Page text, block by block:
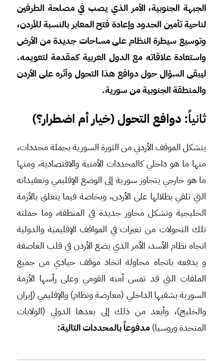
الجبهة الجنوبية، الأمر الذي يصب في مصلحة الطرفين
لناحية تأمين الحدود وإعادة فتح المعابر بالنسبة للأردن،
وتوسيع سيطرة النظام على مساحات جديدة من الأرض
واستعادة علاقاته مع الدول العربية كمقدمة لتعويمه.
ليبقى السؤال حول دوافع هذا التحول وأثره على الأردن
والمنطقة الجنوبية من سورية.
ثانياً: دوافع التحول (خيار أم اضطرار؟)
يتشكل الموقف الأردني من الثورة السورية بجملة محددات،
منها ما هو داخلي كالمحددات الأمنية والاقتصادية، ومنها
ما هو خارجي يتجاوز سورية إلى الوضع الإقليمي وتعقيداته
التي تلقي بظلالها على الأردن، وبخاصة فيما يتعلق بالأزمة
الخليجية وتشكل محاور جديدة في المنطقة، وما حملته
تلك التحولات من تغيرات في المواقف الإقليمية والدولية
اتجاه نظام الأسد، الأمر الذي يضع الأردن في قلب العاصفة
و يدفعه باتجاه محاولة اتخاذ موقف حيادي من جميع
الملفات التي قد تمس أمنه القومي وعلى رأسها الأزمة
السورية بشقيها الداخلي (معارضة ونظام) والإقليمي (إيران
والخليج)، وأبعد من ذلك إلى بعدها الدولي (الولايات
المتحدة وروسيا)مدفوعاً بالمحددات التالية: